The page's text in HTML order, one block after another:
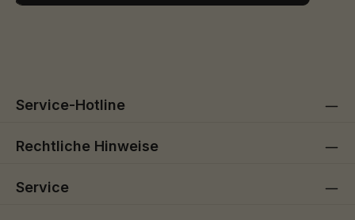
Service-Hotline
Rechtliche Hinweise
Service